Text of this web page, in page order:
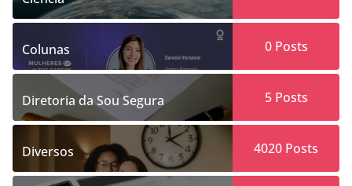
Colunas 0Posts
Diretoria da Sou Segura 5Posts
Diversos 4020 Posts